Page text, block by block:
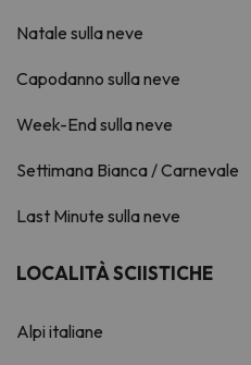
Natale sulla neve
Capodanno sulla neve
Week-End sulla neve
Settimana Bianca / Carnevale
Last Minute sulla neve
LOCALITÀ SCIISTICHE
Alpi italiane